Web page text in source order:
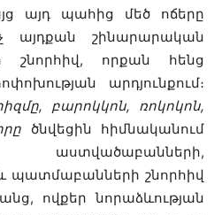
այդ պահից մեծ ոճերը
այդքան շինարարական
շնորհիվ, որքան հենց
արդյունքում։
բարոկկոն, ռոկոկոն,
ծնվեցին հիմնականում
աստվածաբանների,
պատմաբանների շնորհիվ
ովքեր նորաձևության